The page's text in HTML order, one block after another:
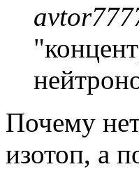
Почему
изотоп, а